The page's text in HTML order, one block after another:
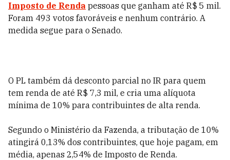
Imposto de Renda pessoas que ganham até R$ 5 mil.
Foram 493 votos favoráveis e nenhum contrário. A
medida segue para o Senado.
O PL também dá desconto parcial no IR para quem
tem renda de até R$ 7,3 mil, e cria uma alíquota
mínima de 10% para contribuintes de alta renda.
Segundo o Ministério da Fazenda, a tributação de 10%
atingirá 0,13% dos contribuintes, que hoje pagam, em
média, apenas 2,54% de Imposto de Renda.